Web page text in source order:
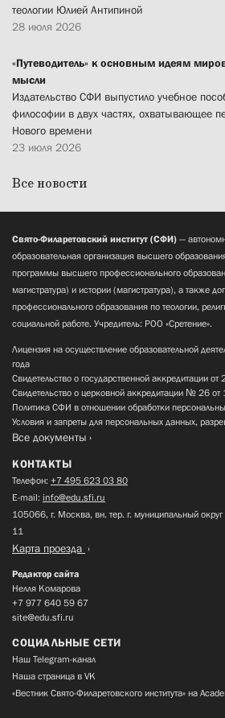
теологии Юлией Антипиной
28 июля 2026
«Путеводитель» к основным идеям
мысли
Издательство СФИ выпустило учебное
философии в двух частях, охватывающее
Нового времени
23 июля 2026
Все новости
Свято-Филаретовский институт (СФИ) —
образовательная организация высшего
программы высшего профессионального
магистратура) и истории (магистратура), а также
профессионального образования по теологии,
социальной работе. Учредитель: РОО «Сретение».
Лицензия на осуществление образовательной
года
Свидетельство о государственной аккредитации
Свидетельство о церковной аккредитации № 26
Политика СФИ в отношении обработки
Условия и запреты для персональных данных,
Все документы
КОНТАКТЫ
Телефон: +7 495 623 03 80
E-mail: info@edu.sfi.ru
105066, г. Москва, вн. тер. г. муниципальный
11
Карта проезда
Редактор сайта
Нелля Комарова
+7 977 640 59 67
site@edu.sfi.ru
СОЦИАЛЬНЫЕ СЕТИ
Наш Telegram-канал
Наша страница в VK
«Вестник Свято-Филаретовского института» на